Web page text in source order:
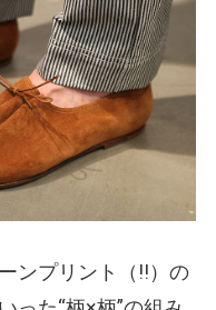
ンプリント （!!） の